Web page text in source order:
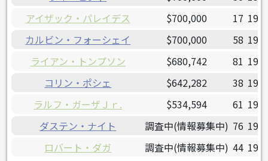
アイザック・パレイデス
$700,000 17
カルビン・フォーシェイ
$700,000 58
ライアン・トンプソン
$680,742 81
コリン・ポシェ
$642,282 38
ラルフ・ガーザＪｒ.
$534,594 61
ダステン・ナイト
調査中(情報募集中) 76
ロバート・ダガ
調査中(情報募集中) 44